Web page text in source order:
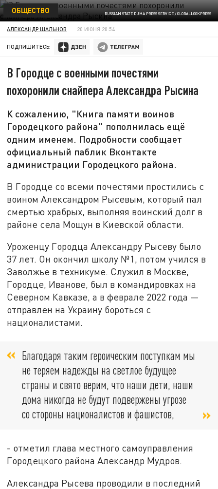
RUSSIAN STATE DUMA PRESS SERVICE / GLOBALLOOKPRESS
ОБЩЕСТВО
АЛЕКСАНДР ШАЛЬНОВ 20 ИЮНЯ 20:54
ПОДПИШИТЕСЬ:
В Городце с военными почестями
похоронили снайпера Александра Рысина
К сожалению, "Книга памяти воинов
Городецкого района" пополнилась ещё
одним именем. Подробности сообщает
официальный паблик Вконтакте
администрации Городецкого района.
В Городце со всеми почестями простились с
воином Александром Рысевым, который пал
смертью храбрых, выполняя воинский долг в
районе села Мощун в Киевской области.
Уроженцу Городца Александру Рысеву было
37 лет. Он окончил школу №1, потом учился в
Заволжье в техникуме. Служил в Москве,
Городце, Иванове, был в командировках на
Северном Кавказе, а в феврале 2022 года —
отправлен на Украину бороться с
националистами.
Благодаря таким героическим поступкам мы
не теряем надежды на светлое будущее
страны и свято верим, что наши дети, наши
дома никогда не будут подвержены угрозе
со стороны националистов и фашистов,
- отметил глава местного самоуправления
Городецкого района Александр Мудров.
Александра Рысева проводили в последний